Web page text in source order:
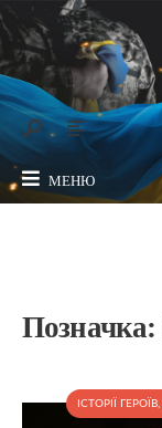
МЕНЮ
Позначка:
ІСТОРІЇ ГЕРОЇВ,